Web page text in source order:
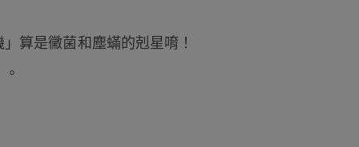
算是黴菌和塵蟎的剋星唷！